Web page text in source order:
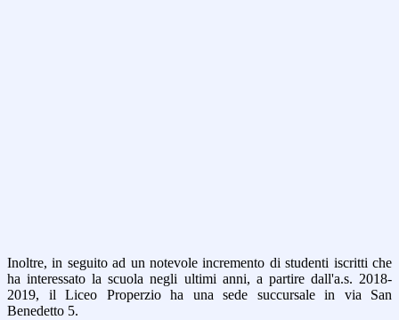
Inoltre, in seguito ad un notevole incremento di studenti iscritti che
ha interessato la scuola negli ultimi anni, a partire dall'a.s. 2018-
2019, il Liceo Properzio ha una sede succursale in via San
Benedetto 5.